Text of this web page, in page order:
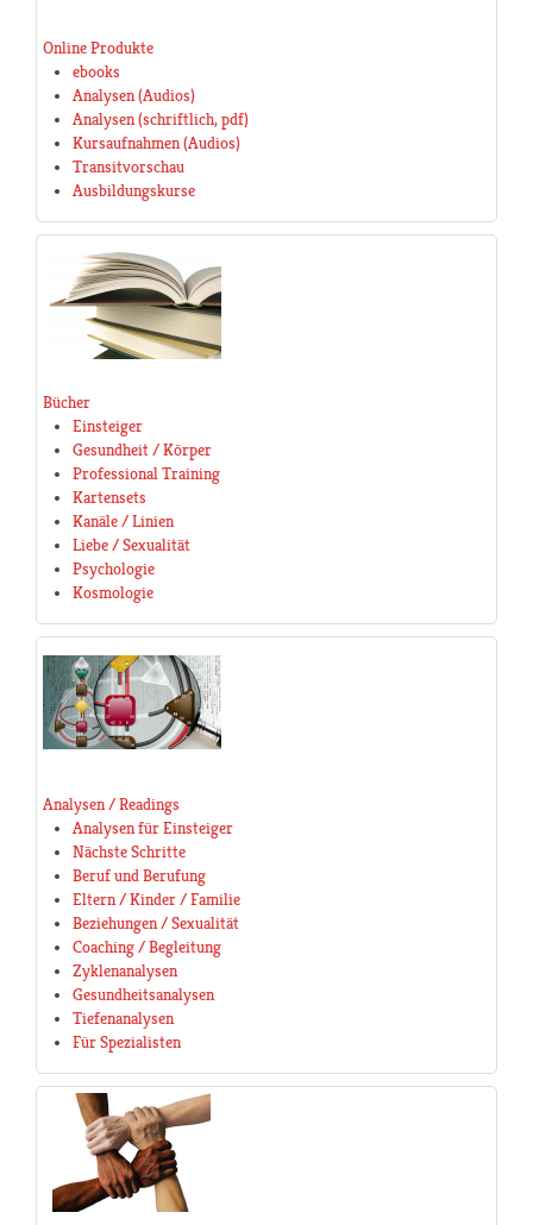
Online Produkte
ebooks
Analysen (Audios)
Analysen (schriftlich, pdf)
Kursaufnahmen (Audios)
Transitvorschau
Ausbildungskurse
Bücher
Einsteiger
Gesundheit / Körper
Professional Training
Kartensets
Kanäle / Linien
Liebe / Sexualität
Psychologie
Kosmologie
Analysen / Readings
Analysen für Einsteiger
Nächste Schritte
Beruf und Berufung
Eltern / Kinder / Familie
Beziehungen / Sexualität
Coaching / Begleitung
Zyklenanalysen
Gesundheitsanalysen
Tiefenanalysen
Für Spezialisten